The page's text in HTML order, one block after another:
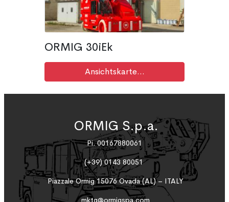
ORMIG 30iEk
Ansichtskarte...
ORMIG S.p.a.
Pi. 00167880061
(+39) 0143 80051
Piazzale Ormig 15076 Ovada (AL) – ITALY
mktg@ormigspa.com